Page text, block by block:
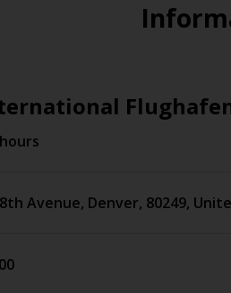
Avenue, Denver, 80249,